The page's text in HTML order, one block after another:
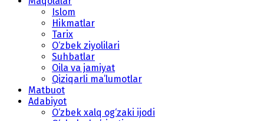
Islom
Hikmatlar
Tarix
O‘zbek ziyolilari
Suhbatlar
Oila va jamiyat
Qiziqarli ma’lumotlar
Matbuot
Adabiyot
O‘zbek xalq og‘zaki ijodi